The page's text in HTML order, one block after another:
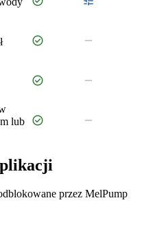
check_circle remove
check_circle remove
lub
check_circle remove
przez MelPump